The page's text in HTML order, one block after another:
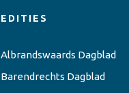
EDITIES
Albrandswaards Dagblad
Barendrechts Dagblad